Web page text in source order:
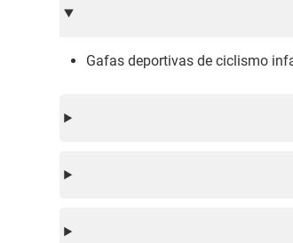
Gafas deportivas de ciclismo